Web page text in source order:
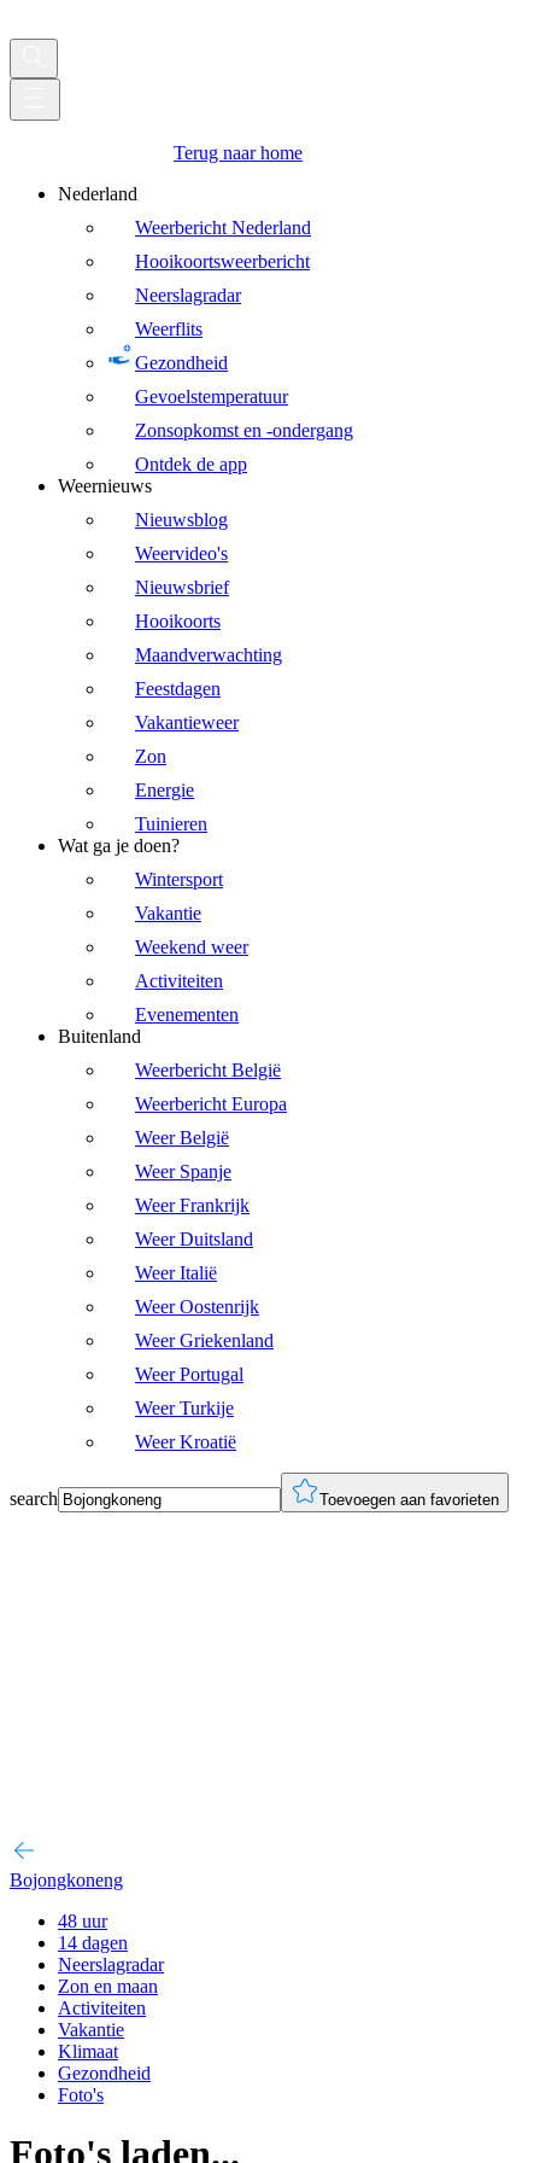
Terug naar home
Nederland
Weerbericht Nederland
Hooikoortsweerbericht
Neerslagradar
Weerflits
Gezondheid
Gevoelstemperatuur
Zonsopkomst en -ondergang
Ontdek de app
Weernieuws
Nieuwsblog
Weervideo's
Nieuwsbrief
Hooikoorts
Maandverwachting
Feestdagen
Vakantieweer
Zon
Energie
Tuinieren
Wat ga je doen?
Wintersport
Vakantie
Weekend weer
Activiteiten
Evenementen
Buitenland
Weerbericht België
Weerbericht Europa
Weer België
Weer Spanje
Weer Frankrijk
Weer Duitsland
Weer Italië
Weer Oostenrijk
Weer Griekenland
Weer Portugal
Weer Turkije
Weer Kroatië
search Toevoegen aan favorieten
Bojongkoneng
48 uur
14 dagen
Neerslagradar
Zon en maan
Activiteiten
Vakantie
Klimaat
Gezondheid
Foto's
Foto's laden...